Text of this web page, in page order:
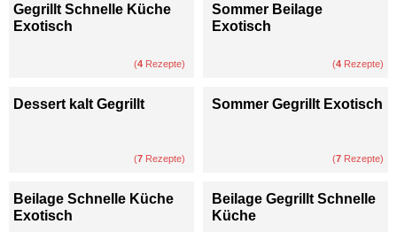
Gegrillt Schnelle Küche
Exotisch
(4 Rezepte)
Sommer Beilage
Exotisch
(4 Rezepte)
Dessert kalt Gegrillt
(7 Rezepte)
Sommer Gegrillt Exotisch
(7 Rezepte)
Beilage Schnelle Küche
Exotisch
Beilage Gegrillt Schnelle
Küche